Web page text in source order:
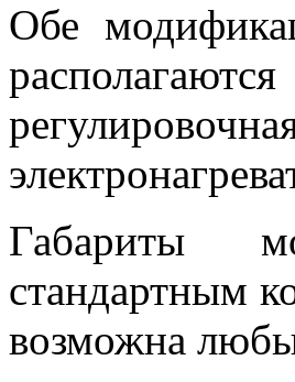
Обе
Габариты
стандартным
возможна